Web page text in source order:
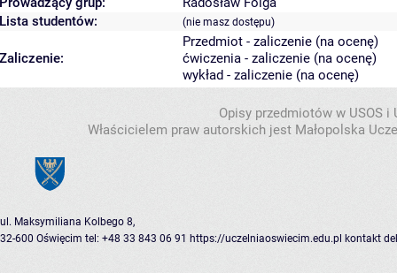
Lista studentów:
(nie masz dostępu)
Zaliczenie:
Przedmiot - zaliczenie (na ocenę)
ćwiczenia - zaliczenie (na ocenę)
wykład - zaliczenie (na ocenę)
Opisy przedmiotów w USOS
Właścicielem praw autorskich jest Małopolska
ul. Maksymiliana Kolbego 8,
32-600 Oświęcim tel: +48 33 843 06 91 https://uczelniaoswiecim.edu.pl kontakt